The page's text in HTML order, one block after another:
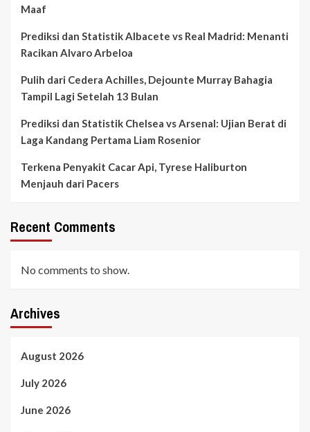
Maaf
Prediksi dan Statistik Albacete vs Real Madrid: Menanti
Racikan Alvaro Arbeloa
Pulih dari Cedera Achilles, Dejounte Murray Bahagia
Tampil Lagi Setelah 13 Bulan
Prediksi dan Statistik Chelsea vs Arsenal: Ujian Berat di
Laga Kandang Pertama Liam Rosenior
Terkena Penyakit Cacar Api, Tyrese Haliburton
Menjauh dari Pacers
Recent Comments
No comments to show.
Archives
August 2026
July 2026
June 2026